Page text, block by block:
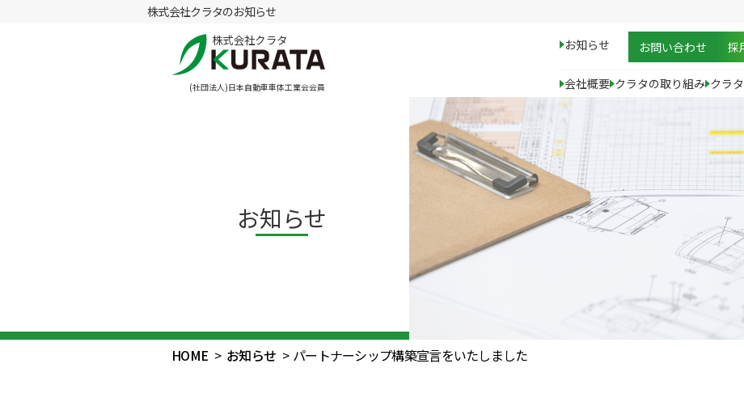
株式会社クラタのお知らせ
株式会社クラタ
(社団法人)日本自動車車体工業会会員
お知らせ お問い合わせ 採
会社概要
会社概要
沿革
アクセス
企業理念・行動指針
クラタの取り組み
これからの取り組み
クラ
技術
企
お知らせ
HOME > お知らせ > パートナーシップ構築宣言をいたしました